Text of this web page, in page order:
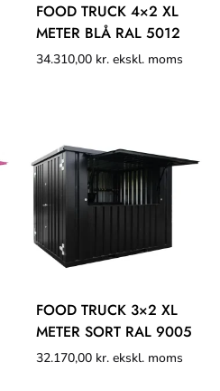
FOOD TRUCK 4×2 XL
METER BLÅ RAL 5012
34.310,00 kr. ekskl. moms
FOOD TRUCK 3×2 XL
METER SORT RAL 9005
32.170,00 kr. ekskl. moms